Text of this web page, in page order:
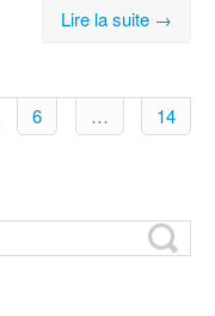
Lire la suite →
6 …
14